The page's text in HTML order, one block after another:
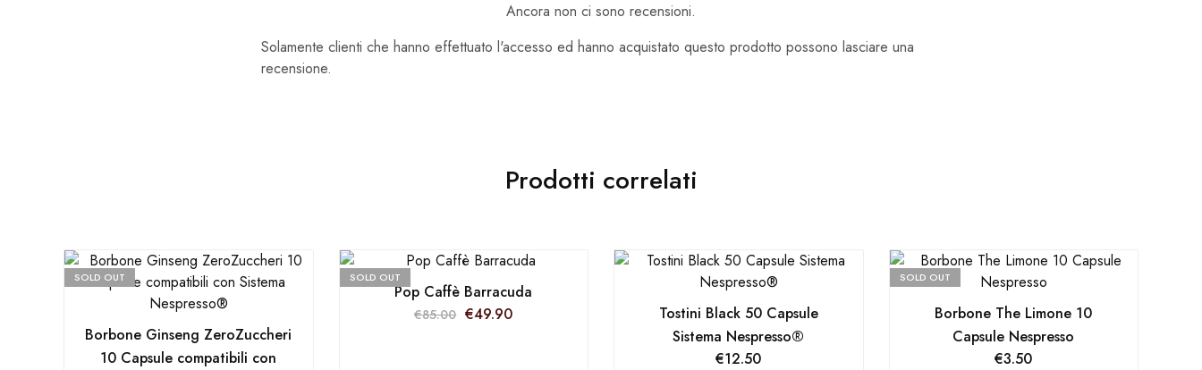
Ancora non ci sono recensioni.
Solamente clienti che hanno effettuato l'accesso ed hanno acquistato questo prodotto possono lasciare una
recensione.
Prodotti correlati
SOLD OUT
Borbone Ginseng ZeroZuccheri
10 Capsule compatibili con
SOLD OUT
Pop Caffè Barracuda
€85.00 €49.90
Tostini Black 50 Capsule
Sistema Nespresso®
€12.50
SOLD OUT
Borbone The Limone 10
Capsule Nespresso
€3.50